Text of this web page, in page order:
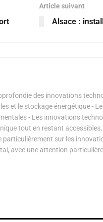
Article suivant
Alsace :
des innovations
et le stockage énergétique -
- Les innovations
tout en restant
particulièrement sur les
avec une attention